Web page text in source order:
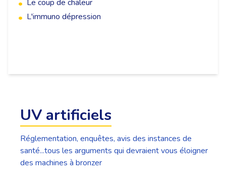
• Le coup de chaleur
• L'immuno dépression
UV artificiels
Réglementation, enquêtes, avis des instances de
santé...tous les arguments qui devraient vous éloigner
des machines à bronzer